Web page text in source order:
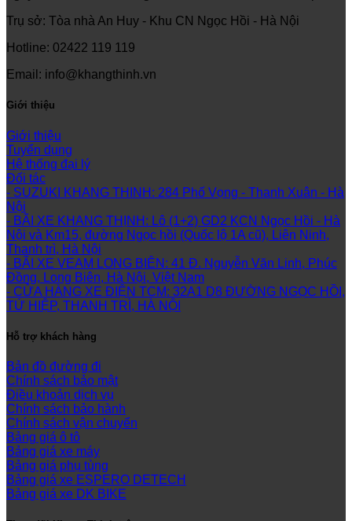
Trụ sở: Tòa nhà An Huy - Khu CN Ngọc Hồi - Hà Nội
Hotline: 02422 119 119
Email: info@khangthinh.vn
Giới thiệu
Giới thiệu
Tuyển dụng
Hệ thống đại lý
Đối tác
- SUZUKI KHANG THINH: 284 Phố Vọng - Thanh Xuân - Hà
Nội
- BÃI XE KHANG THỊNH: Lô (1+2) GD2 KCN Ngọc Hồi - Hà
Nội và Km15, đường Ngọc hồi (Quốc lộ 1A cũ), Liên Ninh,
Thanh trì, Hà Nội
- BÃI XE VEAM LONG BIÊN: 41 Đ. Nguyễn Văn Linh, Phúc
Đồng, Long Biên, Hà Nội, Việt Nam
- CỬA HÀNG XE ĐIỆN TCM: 32A1 D8 ĐƯỜNG NGỌC HỒI,
TỨ HIỆP, THANH TRÌ, HÀ NỘI
Hỗ trợ khách hàng
Bản đồ đường đi
Chính sách bảo mật
Điều khoản dịch vụ
Chính sách bảo hành
Chính sách vận chuyển
Bảng giá ô tô
Bảng giá xe máy
Bảng giá phụ tùng
Bảng giá xe ESPERO DETECH
Bảng giá xe DK BIKE